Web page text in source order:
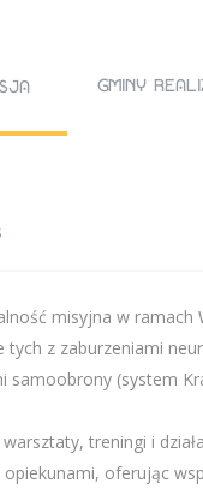
GMINY
misyjna w
tych z zaburzeniami
samoobrony (system
treningi i
oferując